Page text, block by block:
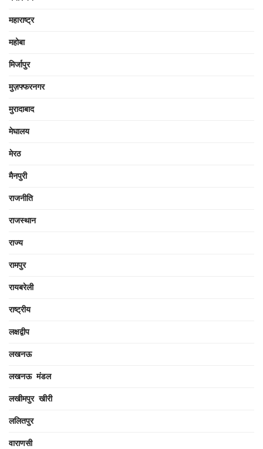
महाराष्ट्र
महोबा
मिर्जापुर
मुज़फ्फरनगर
मुरादाबाद
मेघालय
मेरठ
मैनपुरी
राजनीति
राजस्थान
राज्य
रामपुर
रायबरेली
राष्ट्रीय
लक्षद्वीप
लखनऊ
लखनऊ मंडल
लखीमपुर खीरी
ललितपुर
वाराणसी